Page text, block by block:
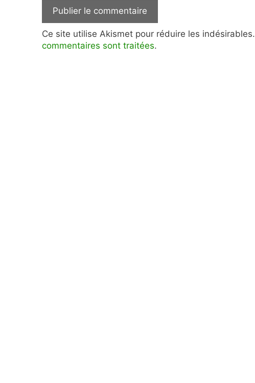
Ce site utilise Akismet pour réduire les indésirables.
commentaires sont traitées.